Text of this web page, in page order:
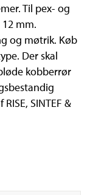
Til pex- og
mm.
og møtrik. Køb
Der skal
kobberrør
SINTEF &